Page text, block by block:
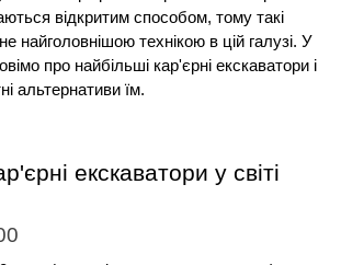
відкритим способом, тому такі
найголовнішою технікою в цій галузі. У
про найбільші кар'єрні екскаватори і
альтернативи їм.
екскаватори у світі